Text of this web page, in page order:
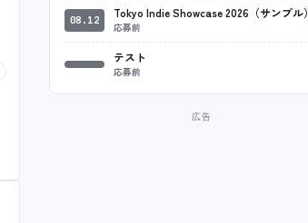
08.12 Tokyo Indie Showcase 2026（サンプル）
応募前
テスト
応募前